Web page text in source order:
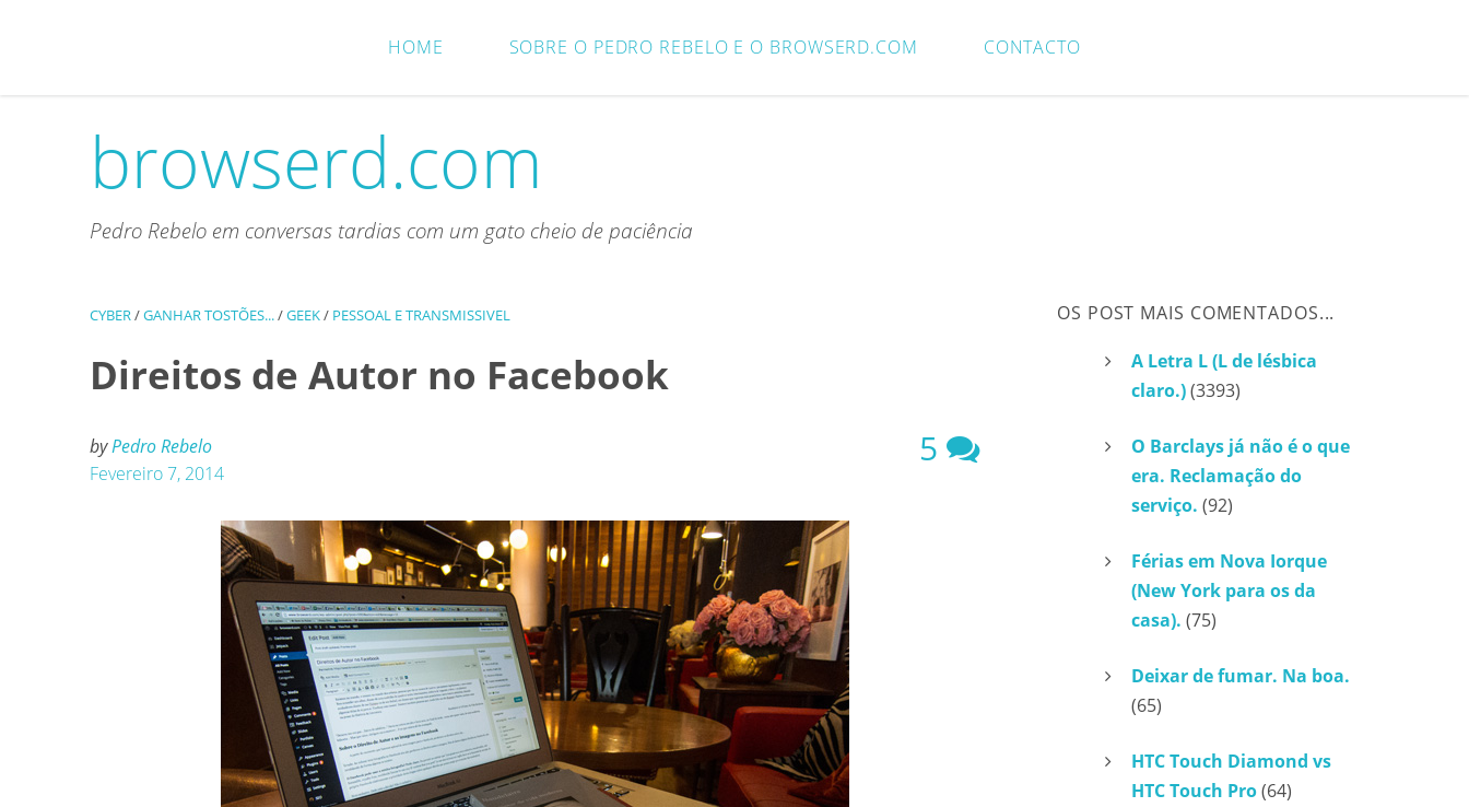
HOME SOBRE O PEDRO REBELO E O BROWSERD.COM CONTACTO
browserd.com
Pedro Rebelo em conversas tardias com um gato cheio de paciência
CYBER/GANHAR TOSTÕES.../GEEK/ PESSOAL E TRANSMISSIVEL
Direitos de Autor no Facebook
byPedro Rebelo
Fevereiro 7, 2014
5
OS POST MAIS COMENTADOS...
A Letra L (L de lésbica
claro.)(3393)
O Barclays já não é o que
era. Reclamação do
serviço. (92)
Férias em Nova Iorque
(New York para os da
casa). (75)
Deixar de fumar. Na boa.
(65)
HTC Touch Diamond vs
HTC Touch Pro(64)